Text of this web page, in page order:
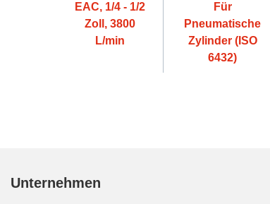
EAC, 1/4 - 1/2
Zoll, 3800
L/min
Für
Pneumatische
Zylinder (ISO
6432)
Unternehmen